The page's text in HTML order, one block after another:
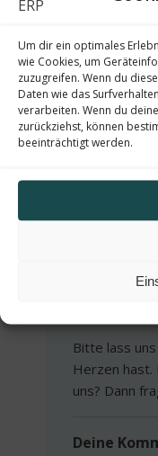
Um dir ein optimales
wie Cookies, um
zuzugreifen. Wenn du
Daten wie das
verarbeiten. Wenn du
zurückziehst, können
beeinträchtigt werden.
Deine E-
Email Address
Confirm
Bitte lass
Herzen hast.
uns? Dann
Deine